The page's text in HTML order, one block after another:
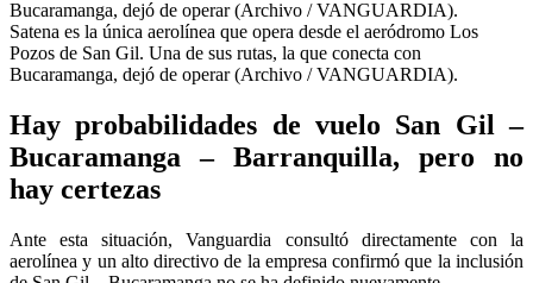
Satena es la única aerolínea que opera desde el aeródromo Los
Pozos de San Gil. Una de sus rutas, la que conecta con
Bucaramanga, dejó de operar (Archivo / VANGUARDIA).
Hay probabilidades de vuelo San Gil –
Bucaramanga – Barranquilla, pero no
hay certezas
Ante esta situación, Vanguardia consultó directamente con la
aerolínea y un alto directivo de la empresa confirmó que la inclusión